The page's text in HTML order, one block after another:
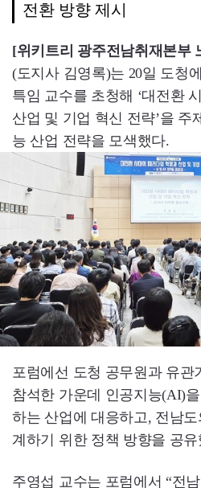
전환 방향 제시
[위키트리 광주전남취재본부
(도지사 김영록)는 20일 도청
특임 교수를 초청해 ‘대전환
산업 및 기업 혁신 전략’을 주
능 산업 전략을 모색했다.
포럼에선 도청 공무원과 유관
참석한 가운데 인공지능(AI)
하는 산업에 대응하고, 전남
계하기 위한 정책 방향을 공
주영섭 교수는 포럼에서 “전